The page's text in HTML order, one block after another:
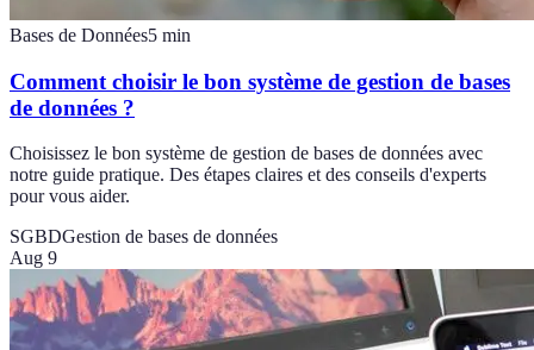
Bases de Données5 min
Comment choisir le bon système de gestion de bases
de données ?
Choisissez le bon système de gestion de bases de données avec
notre guide pratique. Des étapes claires et des conseils d'experts
pour vous aider.
SGBDGestion de bases de données
Aug 9